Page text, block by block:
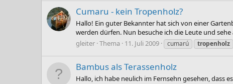
Cumaru - kein Tropenholz?
Hallo! Ein guter Bekannter hat sich von einer
werden dürfen. Nun besuche ich die Leute und
gleiter Thema 11. Juli 2009 cumarú tropenholz
Bambus als Terassenholz
Hallo, ich habe neulich im Fernsehn gesehen, dass